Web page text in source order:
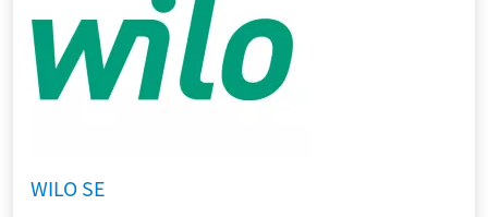
WILO SE